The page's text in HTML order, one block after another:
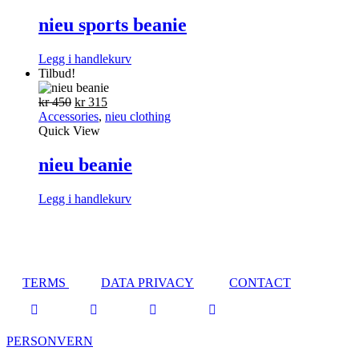
velges
på
nieu sports beanie
Legg i handlekurv
Tilbud!
kr450 Opprinnelig
pris
var:
kr315Nåværende
pris
Accessories, nieu clothing
Quick View
nieu beanie
Legg i handlekurv
TERMS DATA PRIVACY CONTACT
PERSONVERN